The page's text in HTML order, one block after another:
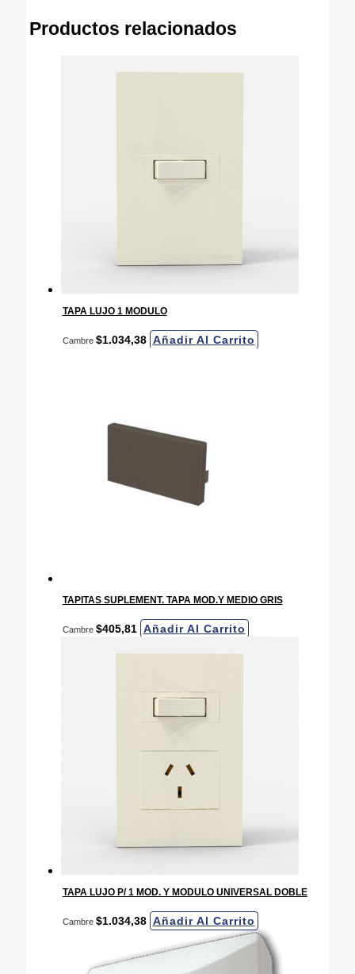
Productos relacionados
TAPA LUJO 1 MODULO
Cambre $1.034,38 Añadir Al Carrito
TAPITAS SUPLEMENT. TAPA MOD.Y MEDIO GRIS
Cambre $405,81 Añadir Al Carrito
TAPA LUJO P/ 1 MOD. Y MODULO UNIVERSAL DOBLE
Cambre $1.034,38 Añadir Al Carrito